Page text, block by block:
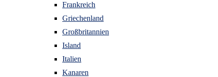
Frankreich
Griechenland
Großbritannien
Island
Italien
Kanaren